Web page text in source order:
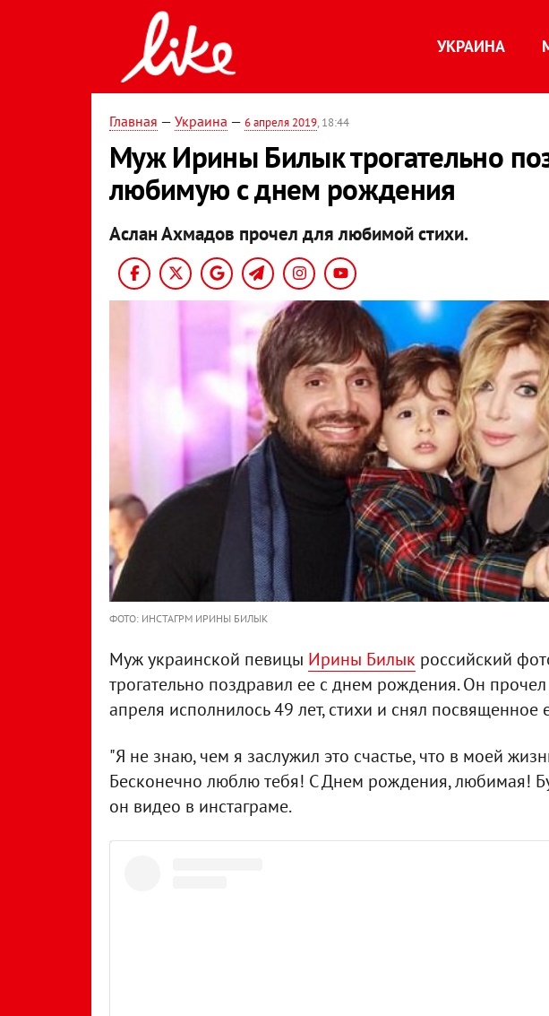
УКРАИНА
Главная — Украина — 6 апреля 2019, 18:44
Муж Ирины Билык трогательно
любимую с днем рождения
Аслан Ахмадов прочел для любимой стихи.
ФОТО: ИНСТАГРМ ИРИНЫ БИЛЫК
Муж украинской певицы Ирины Билык российский
трогательно поздравил ее с днем рождения. Он
апреля исполнилось 49 лет, стихи и снял посвященное
"Я не знаю, чем я заслужил это счастье, что в моей
Бесконечно люблю тебя! С Днем рождения, любимая!
он видео в инстаграме.